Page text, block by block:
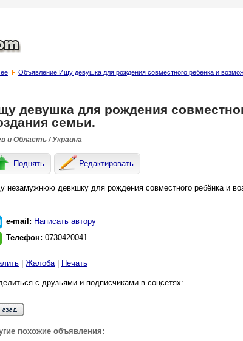
Объявление Ищу девушка для рождения совместного ребёнка и
девушка для рождения
семьи.
и Область / Украина
Поднять Редактировать
незамужнюю девкшку для рождения совместного ребёнка и
e-mail: Написать автору
Телефон: 0730420041
Жалоба| Печать
с друзьями и подписчиками в соцсетях:
похожие объявления: